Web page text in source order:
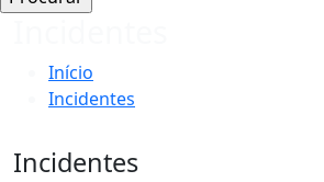
Início
Incidentes
Incidentes